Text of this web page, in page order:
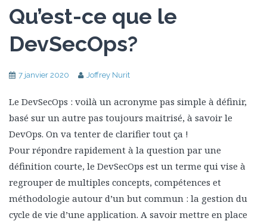
Qu’est-ce que le
DevSecOps?
7 janvier 2020 Joffrey Nurit
Le DevSecOps : voilà un acronyme pas simple à définir,
basé sur un autre pas toujours maitrisé, à savoir le
DevOps. On va tenter de clarifier tout ça !
Pour répondre rapidement à la question par une
définition courte, le DevSecOps est un terme qui vise à
regrouper de multiples concepts, compétences et
méthodologie autour d’un but commun : la gestion du
cycle de vie d’une application. A savoir mettre en place